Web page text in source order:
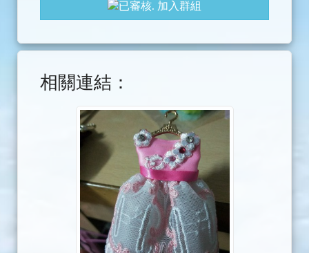
加入群組
相關連結：